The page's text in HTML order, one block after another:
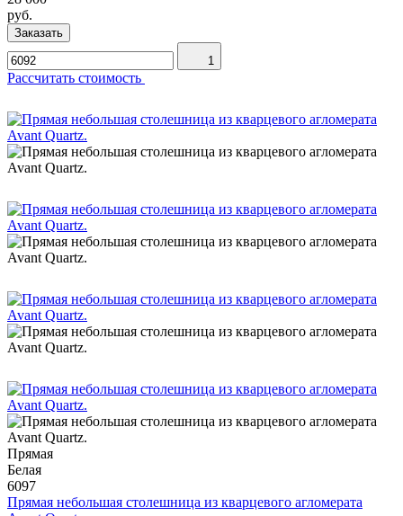
руб.
Заказать
1
Рассчитать стоимость
Прямая
Белая
6097
Прямая небольшая столешница из кварцевого агломерата